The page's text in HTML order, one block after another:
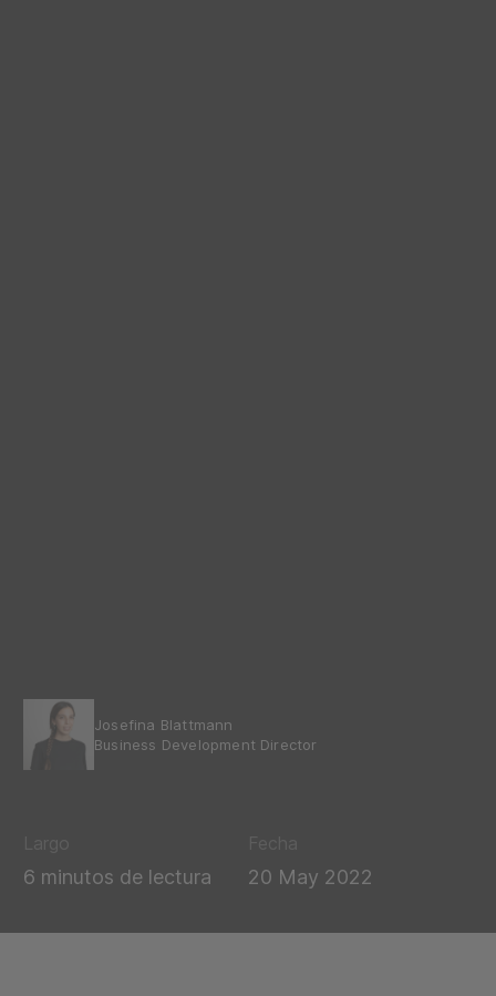
Josefina Blattmann
Business Development Director
6 minutos de lectura 20 May 2022